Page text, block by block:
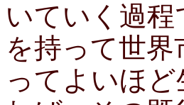
いていく過
を持って世
ってよいほ